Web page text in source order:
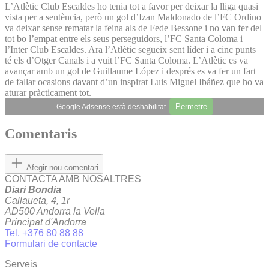
L’Atlètic Club Escaldes ho tenia tot a favor per deixar la lliga quasi
vista per a sentència, però un gol d’Izan Maldonado de l’FC Ordino
va deixar sense rematar la feina als de Fede Bessone i no van fer del
tot bo l’empat entre els seus perseguidors, l’FC Santa Coloma i
l’Inter Club Escaldes. Ara l’Atlètic segueix sent líder i a cinc punts
té els d’Otger Canals i a vuit l’FC Santa Coloma. L’Atlètic es va
avançar amb un gol de Guillaume López i després es va fer un fart
de fallar ocasions davant d’un inspirat Luis Miguel Ibáñez que ho va
aturar pràcticament tot.
Google Adsense està deshabilitat. Permetre
Comentaris
Afegir nou comentari
CONTACTA AMB NOSALTRES
Diari Bondia
Callaueta, 4, 1r
AD500 Andorra la Vella
Principat d'Andorra
Tel. +376 80 88 88
Formulari de contacte
Serveis